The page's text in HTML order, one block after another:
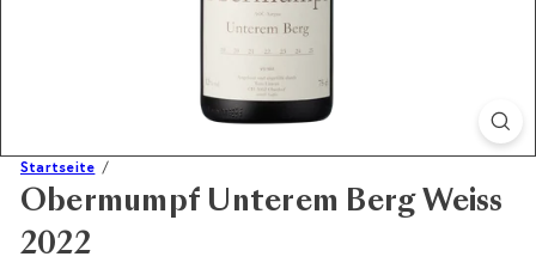
Startseite
Obermumpf Unterem Berg Weiss
2022